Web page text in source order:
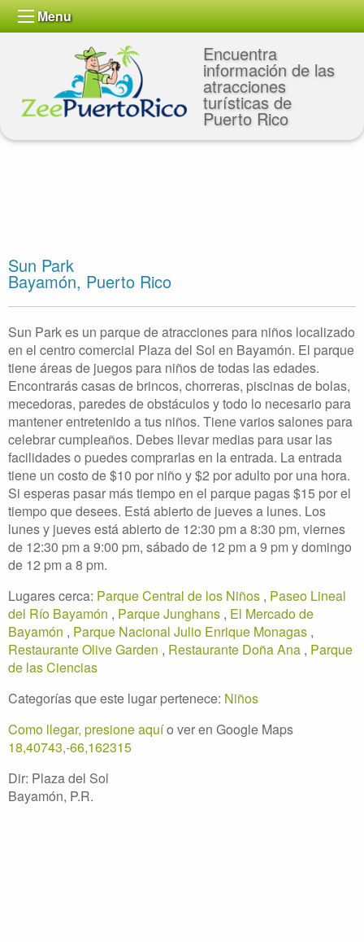
Menu
Encuentra
información de las
atracciones
turísticas de
Puerto Rico
Sun Park
Bayamón, Puerto Rico
Sun Park es un parque de atracciones para niños localizado
en el centro comercial Plaza del Sol en Bayamón. El parque
tiene áreas de juegos para niños de todas las edades.
Encontrarás casas de brincos, chorreras, piscinas de bolas,
mecedoras, paredes de obstáculos y todo lo necesario para
mantener entretenido a tus niños. Tiene varios salones para
celebrar cumpleaños. Debes llevar medias para usar las
facilidades o puedes comprarlas en la entrada. La entrada
tiene un costo de $10 por niño y $2 por adulto por una hora.
Si esperas pasar más tiempo en el parque pagas $15 por el
tiempo que desees. Está abierto de jueves a lunes. Los
lunes y jueves está abierto de 12:30 pm a 8:30 pm, viernes
de 12:30 pm a 9:00 pm, sábado de 12 pm a 9 pm y domingo
de 12 pm a 8 pm.
Lugares cerca: Parque Central de los Niños , Paseo Lineal
del Río Bayamón , Parque Junghans , El Mercado de
Bayamón , Parque Nacional Julio Enrique Monagas ,
Restaurante Olive Garden , Restaurante Doña Ana , Parque
de las Ciencias
Categorías que este lugar pertenece: Niños
Como llegar, presione aquío ver en Google Maps
18,40743,-66,162315
Dir: Plaza del Sol
Bayamón, P.R.